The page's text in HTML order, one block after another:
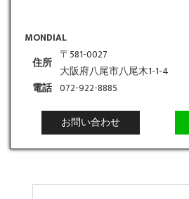
MONDIAL
住所
〒581-0027
大阪府八尾市八尾木1-1-4
電話 072-922-8885
お問い合わせ